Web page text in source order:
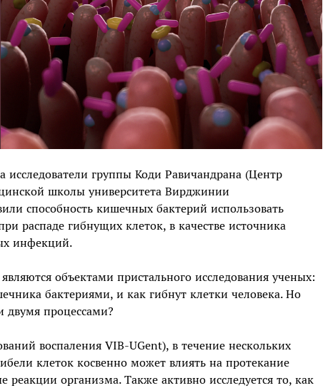
исследователи группы Коди Равичандрана (Центр
школы университета Вирджинии
способность кишечных бактерий использовать
распаде гибнущих клеток, в качестве источника
инфекций.
объектами пристального исследования ученых:
бактериями, и как гибнут клетки человека. Но
двумя процессами?
воспаления VIB-UGent), в течение нескольких
клеток косвенно может влиять на протекание
организма. Также активно исследуется то, как